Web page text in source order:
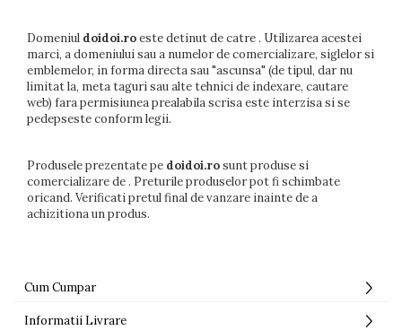
Domeniul doidoi.roeste detinut de catre . Utilizarea acestei
marci, a domeniului sau a numelor de comercializare, siglelor si
emblemelor, in forma directa sau "ascunsa" (de tipul, dar nu
limitat la, meta taguri sau alte tehnici de indexare, cautare
web) fara permisiunea prealabila scrisa este interzisa si se
pedepseste conform legii.
Produsele prezentate pe doidoi.rosunt produse si
comercializare de . Preturile produselor pot fi schimbate
oricand. Verificati pretul final de vanzare inainte de a
achizitiona un produs.
Cum Cumpar
Informatii Livrare